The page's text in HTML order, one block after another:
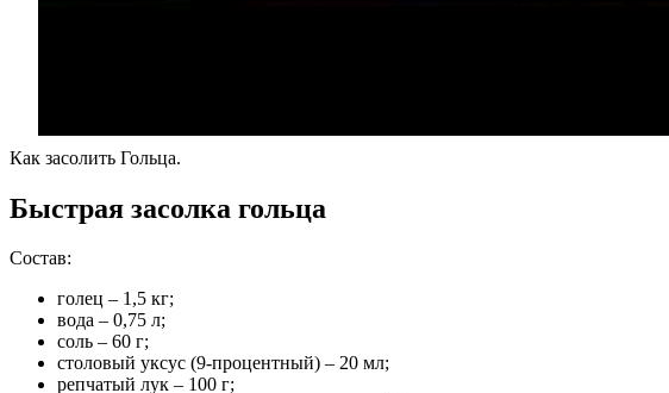
Как засолить Гольца.
Быстрая засолка гольца
Состав:
голец – 1,5 кг;
вода – 0,75 л;
соль – 60 г;
столовый уксус (9-процентный) – 20 мл;
репчатый лук – 100 г;